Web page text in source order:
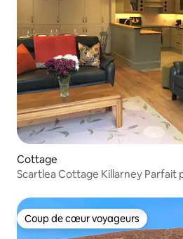
Cottage
Scartlea Cottage Killarney Parfait
Coup de cœur voyageurs
Coup de cœur voyageurs